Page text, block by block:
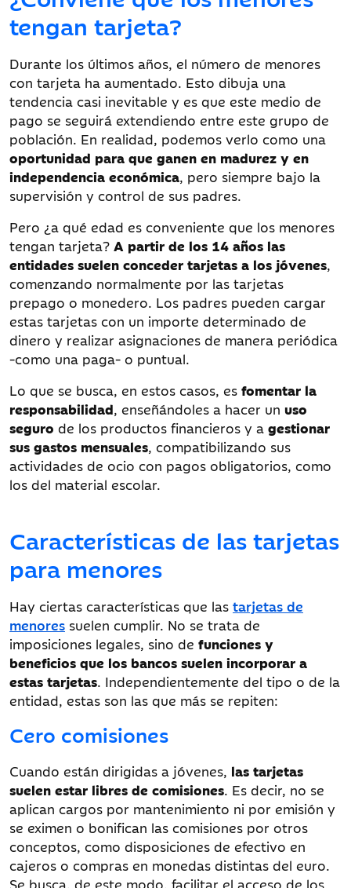
tengan tarjeta?
Durante los últimos años, el número de menores
con tarjeta ha aumentado. Esto dibuja una
tendencia casi inevitable y es que este medio de
pago se seguirá extendiendo entre este grupo de
población. En realidad, podemos verlo como una
oportunidad para que ganen en madurez y en
independencia económica, pero siempre bajo la
supervisión y control de sus padres.
Pero ¿a qué edad es conveniente que los menores
tengan tarjeta? A partir de los 14 años las
entidades suelen conceder tarjetas a los jóvenes,
comenzando normalmente por las tarjetas
prepago o monedero. Los padres pueden cargar
estas tarjetas con un importe determinado de
dinero y realizar asignaciones de manera periódica
-como una paga- o puntual.
Lo que se busca, en estos casos, es fomentar la
responsabilidad, enseñándoles a hacer un uso
seguro de los productos financieros y a gestionar
sus gastos mensuales, compatibilizando sus
actividades de ocio con pagos obligatorios, como
los del material escolar.
Características de las tarjetas
para menores
Hay ciertas características que las tarjetas de
menores suelen cumplir. No se trata de
imposiciones legales, sino de funciones y
beneficios que los bancos suelen incorporar a
estas tarjetas. Independientemente del tipo o de la
entidad, estas son las que más se repiten:
Cero comisiones
Cuando están dirigidas a jóvenes, las tarjetas
suelen estar libres de comisiones. Es decir, no se
aplican cargos por mantenimiento ni por emisión y
se eximen o bonifican las comisiones por otros
conceptos, como disposiciones de efectivo en
cajeros o compras en monedas distintas del euro.
Se busca, de este modo, facilitar el acceso de los